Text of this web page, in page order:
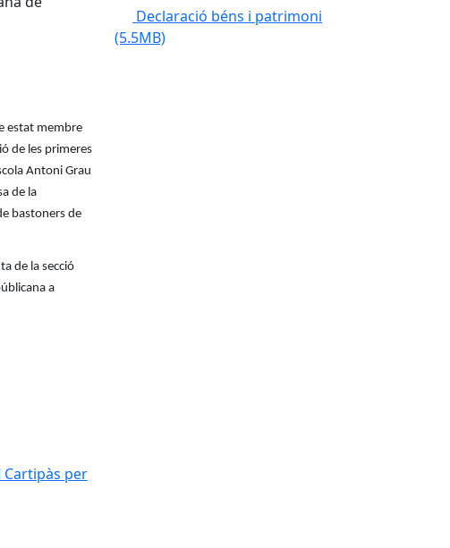
estat membre
de les primeres
Antoni Grau
de la
bastoners de
de la secció
a
Cartipàs per
Declaració béns i patrimoni
(5.5MB)